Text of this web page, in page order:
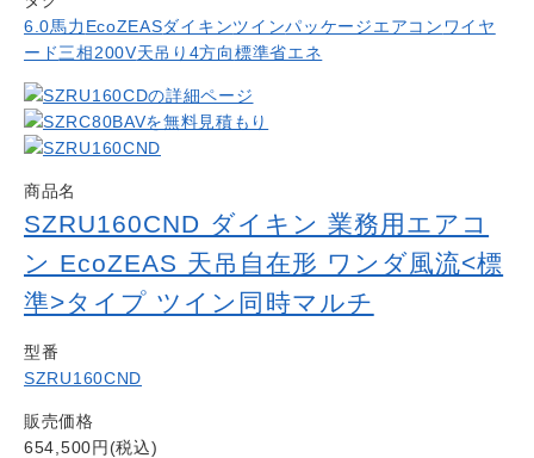
6.0馬力 EcoZEASダイキンツインパッケージエアコンワイヤ
ード三相200V天吊り4方向標準省エネ
商品名
SZRU160CND ダイキン 業務用エアコ
ン EcoZEAS 天吊自在形 ワンダ風流<標
準>タイプ ツイン同時マルチ
型番
SZRU160CND
販売価格
654,500円(税込)